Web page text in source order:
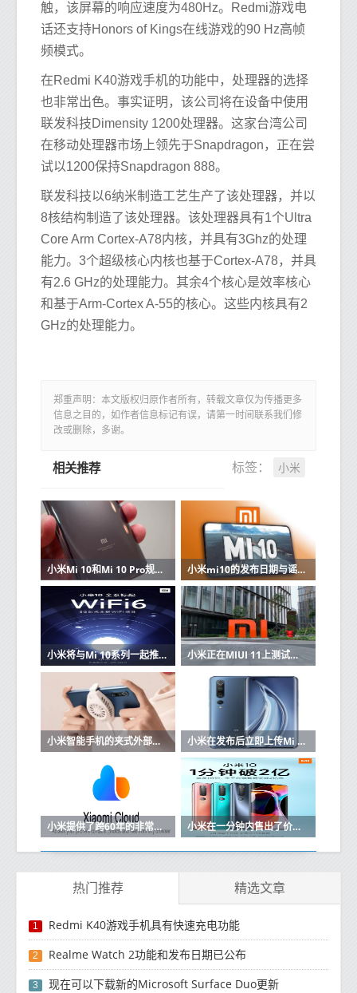
触，该屏幕的响应速度为480Hz。Redmi游戏电
话还支持Honors of Kings在线游戏的90 Hz高帧
频模式。
在Redmi K40游戏手机的功能中，处理器的选择
也非常出色。事实证明，该公司将在设备中使用
联发科技Dimensity 1200处理器。这家台湾公司
在移动处理器市场上领先于Snapdragon，正在尝
试以1200保持Snapdragon 888。
联发科技以6纳米制造工艺生产了该处理器，并以
8核结构制造了该处理器。该处理器具有1个Ultra
Core Arm Cortex-A78内核，并具有3Ghz的处理
能力。3个超级核心内核也基于Cortex-A78，并具
有2.6 GHz的处理能力。其余4个核心是效率核心
和基于Arm-Cortex A-55的核心。这些内核具有2
GHz的处理能力。
郑重声明：本文版权归原作者所有，转载文章仅为传播更多
信息之目的，如作者信息标记有误，请第一时间联系我们修
改或删除，多谢。
标签： 小米
相关推荐
小米Mi 10和Mi 10 Pro规格和价格在线出现 小米mi10的发布日期与谣言和规格
小米将与Mi 10系列一起推出旗舰Wi-Fi 6路由器 小米正在MIUI 11上测试一项新的安全功能
小米智能手机的夹式外部散热风扇开始销售 小米在发布后立即上传Mi 10的内核源
小米提供了跨60年的非常长的Mi Cloud订阅计划 小米在一分钟内售出了价值2亿元的小米10
热门推荐 精选文章
1 Redmi K40游戏手机具有快速充电功能
2 Realme Watch 2功能和发布日期已公布
3 现在可以下载新的Microsoft Surface Duo更新